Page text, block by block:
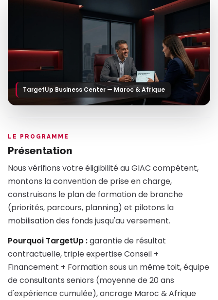
TargetUp Business Center — Maroc & Afrique
LE PROGRAMME
Présentation
Nous vérifions votre éligibilité au GIAC compétent,
montons la convention de prise en charge,
construisons le plan de formation de branche
(priorités, parcours, planning) et pilotons la
mobilisation des fonds jusqu'au versement.
Pourquoi TargetUp :garantie de résultat
contractuelle, triple expertise Conseil +
Financement + Formation sous un même toit, équipe
de consultants seniors (moyenne de 20 ans
d'expérience cumulée), ancrage Maroc & Afrique